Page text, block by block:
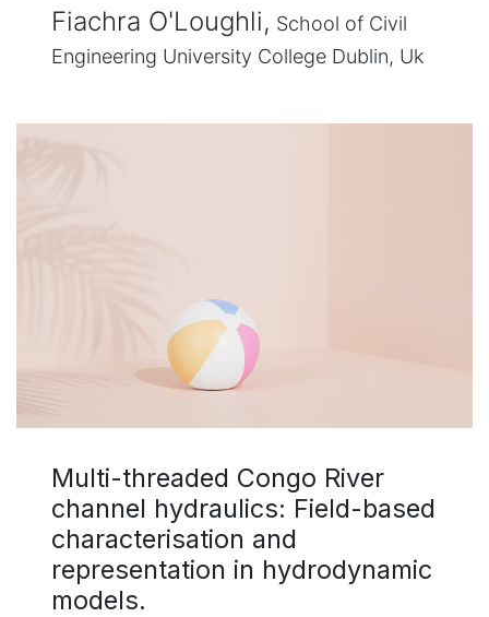
Fiachra O'Loughli, School of Civil
Engineering University College Dublin, Uk
Multi-threaded Congo River
channel hydraulics: Field-based
characterisation and
representation in hydrodynamic
models.